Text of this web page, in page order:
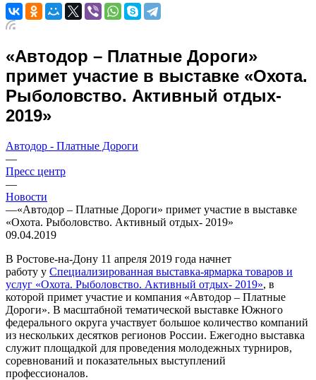
«Автодор – Платные Дороги»
примет участие в выставке «Охота.
Рыболовство. Активный отдых-
2019»
Автодор - Платные Дороги
—
Пресс центр
—
Новости
—«Автодор – Платные Дороги» примет участие в выставке
«Охота. Рыболовство. Активный отдых- 2019»
09.04.2019
В Ростове-на-Дону 11 апреля 2019 года начнет
работу у Специализированная выставка-ярмарка товаров и
услуг «Охота. Рыболовство. Активный отдых- 2019», в
которой примет участие и компания «Автодор – Платные
Дороги». В масштабной тематической выставке Южного
федерального округа участвует большое количество компаний
из нескольких десятков регионов России. Ежегодно выставка
служит площадкой для проведения молодежных турниров,
соревнований и показательных выступлений
профессионалов.